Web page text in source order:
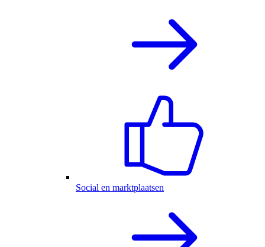
Social en marktplaatsen